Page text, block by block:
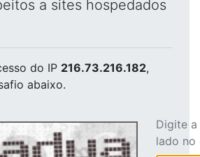
a sites hospedados
do IP 216.73.216.182,
abaixo.
Digite
lado no